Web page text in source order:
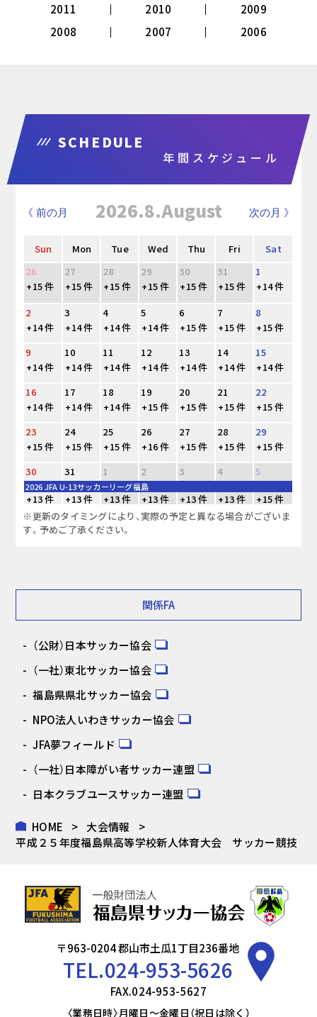
2011
2010
2009
2008
2007 2006
SCHEDULE
年間スケジュール
《 前の月 次の月 》
2026.8.August
Sun Mon Tue Wed Thu Fri
Sat
26
27 28 29 30 31
1
+15 件
+15 件 +15 件 +15 件 +15 件 +15 件
+14 件
2
3 4 5 6 7
8
+14 件
+14 件 +14 件 +14 件 +15 件 +15 件
+15 件
9
10 11 12 13 14
15
+14 件
+14 件 +14 件 +14 件 +14 件 +14 件
+14 件
16
17 18 19 20 21
22
+14 件
+14 件 +14 件 +15 件 +15 件 +15 件
+15 件
23
24 25 26 27 28
29
+15 件
+15 件 +15 件 +16 件 +15 件 +15 件
+15 件
30
31 1 2 3 4 5
2026 JFA U-13サッカーリーグ福島
+13 件 +13 件 +13 件 +13 件 +13 件 +13 件
+15 件
※更新のタイミングにより、実際の予定と異なる場合がございま
す。予めご了承ください。
関係FA
（公財）日本サッカー協会
（一社）東北サッカー協会
福島県県北サッカー協会
NPO法人いわきサッカー協会
JFA夢フィールド
（一社）日本障がい者サッカー連盟
日本クラブユースサッカー連盟
HOME
大会情報
平成２５年度福島県高等学校新人体育大会 サッカー競技
〒963-0204 郡山市土瓜1丁目236番地
TEL.024-953-5626
FAX.024-953-5627
〈業務日時〉月曜日～金曜日（祝日は除く）